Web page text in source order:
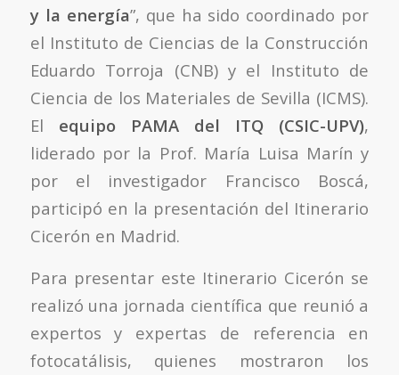
y la energía”, que ha sido coordinado por
el Instituto de Ciencias de la Construcción
Eduardo Torroja (CNB) y el Instituto de
Ciencia de los Materiales de Sevilla (ICMS).
El equipo PAMA del ITQ (CSIC-UPV),
liderado por la Prof. María Luisa Marín y
por el investigador Francisco Boscá,
participó en la presentación del Itinerario
Cicerón en Madrid.
Para presentar este Itinerario Cicerón se
realizó una jornada científica que reunió a
expertos y expertas de referencia en
fotocatálisis, quienes mostraron los